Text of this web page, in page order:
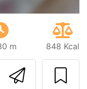
m 848 Kcal